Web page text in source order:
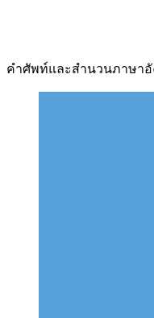
คำศัพท์และสำนวนภาษาอั